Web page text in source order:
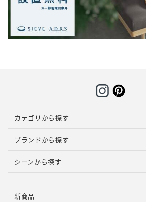
カテゴリから探す
ブランドから探す
シーンから探す
新商品